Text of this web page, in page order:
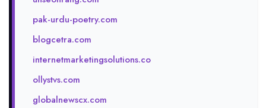
pak-urdu-poetry.com
blogcetra.com
internetmarketingsolutions.co
ollystvs.com
globalnewscx.com